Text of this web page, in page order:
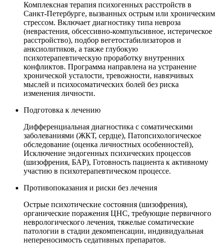
Комплексная терапия психогенных расстройств в
Санкт-Петербурге, вызванных острым или хроническим
стрессом. Включает диагностику типа невроза
(неврастения, обсессивно-компульсивное, истерическое
расстройство), подбор вегетостабилизаторов и
анксиолитиков, а также глубокую
психотерапевтическую проработку внутренних
конфликтов. Программа направлена на устранение
хронической усталости, тревожности, навязчивых
мыслей и психосоматических болей без риска
изменения личности.
Подготовка к лечению
Дифференциальная диагностика с соматическими
заболеваниями (ЖКТ, сердце), Патопсихологическое
обследование (оценка личностных особенностей),
Исключение эндогенных психических процессов
(шизофрения, БАР), Готовность пациента к активному
участию в психотерапевтическом процессе.
Противопоказания и риски без лечения
Острые психотические состояния (шизофрения),
органические поражения ЦНС, требующие первичного
неврологического лечения, тяжелые соматические
патологии в стадии декомпенсации, индивидуальная
непереносимость седативных препаратов.